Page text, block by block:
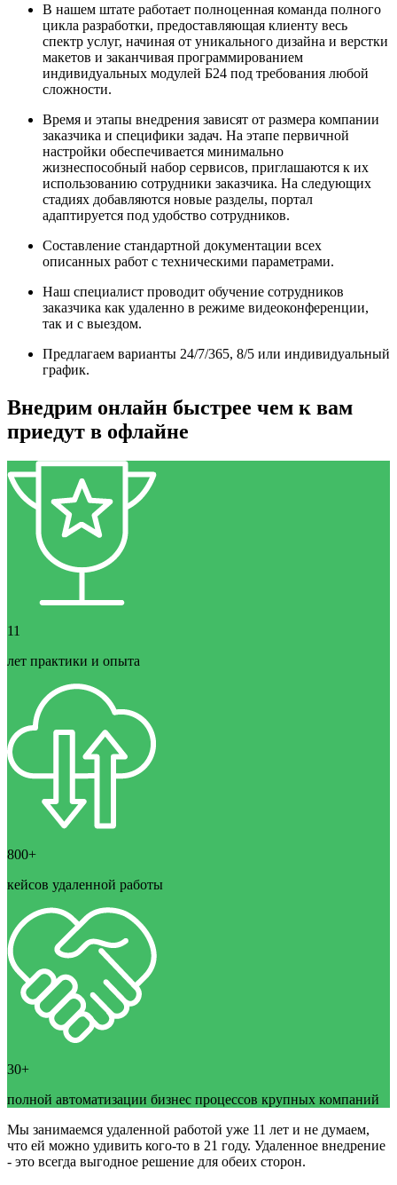
В нашем штате работает полноценная команда полного
цикла разработки, предоставляющая клиенту весь
спектр услуг, начиная от уникального дизайна и верстки
макетов и заканчивая программированием
индивидуальных модулей Б24 под требования любой
сложности.
Время и этапы внедрения зависят от размера компании
заказчика и специфики задач. На этапе первичной
настройки обеспечивается минимально
жизнеспособный набор сервисов, приглашаются к их
использованию сотрудники заказчика. На следующих
стадиях добавляются новые разделы, портал
адаптируется под удобство сотрудников.
Составление стандартной документации всех
описанных работ с техническими параметрами.
Наш специалист проводит обучение сотрудников
заказчика как удаленно в режиме видеоконференции,
так и с выездом.
Предлагаем варианты 24/7/365, 8/5 или индивидуальный
график.
Внедрим онлайн быстрее чем к вам
приедут в офлайне
11
лет практики и опыта
800+
кейсов удаленной работы
30+
полной автоматизации бизнес процессов крупных компаний
Мы занимаемся удаленной работой уже 11 лет и не думаем,
что ей можно удивить кого-то в 21 году. Удаленное внедрение
- это всегда выгодное решение для обеих сторон.